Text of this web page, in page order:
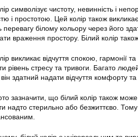
символізує чистоту, невинність і
і простотою. Цей колір також
перевагу білому кольору через його
враження простору. Білий колір
викликає відчуття спокою, гармонії
рівень стресу та тривоги. Багато
він здатний надати відчуття комфорту
зазначити, що білий колір також може
надто стерильно або безжиттєво.